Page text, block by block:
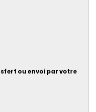
ou envoi par votre